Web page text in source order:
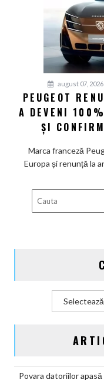
august 07, 2026
PEUGEOT
A DEVENI
ȘI
Marca franceză
Europa și renunță la
Povara datoriilor